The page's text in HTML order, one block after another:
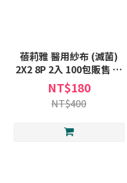
蓓莉雅 醫用紗布 (滅菌)
2X2 8P 2入 100包販售 滅
菌 醫用 紗布 紗布塊
NT$180
NT$400